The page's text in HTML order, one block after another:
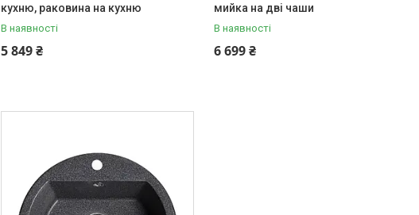
кухню, раковина на кухню
В наявності
5 849 ₴
мийка на дві чаши
В наявності
6 699 ₴